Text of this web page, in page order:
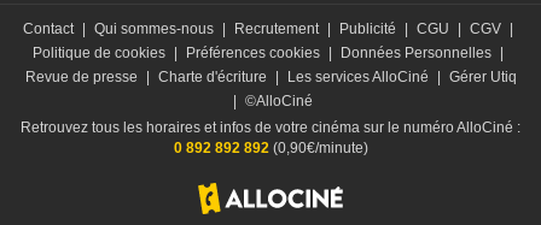
Contact Qui sommes-nous Recrutement Publicité CGU CGV
Politique de cookies
Préférences cookies Données Personnelles
Revue de presse
Charte d'écriture Les services AlloCiné
Gérer Utiq
©AlloCiné
Retrouvez tous les horaires et infos de votre cinéma sur le numéro AlloCiné :
0 892 892 892(0,90€/minute)